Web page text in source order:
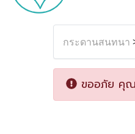
กระดานสนทนา
ขออภัย คุณ